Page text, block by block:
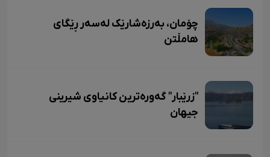
چۆمان، بەرزەشارێک لەسەر ڕێگای
هامڵتن
"زرێبار" گەورەترین کانیاوی شیرینی
جیهان